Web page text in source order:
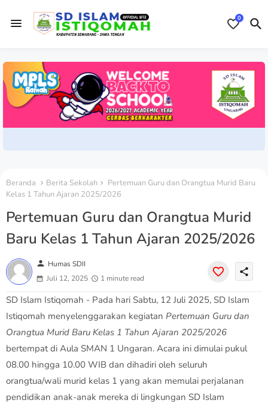
0
Beranda Berita Sekolah
Pertemuan Guru dan Orangtua Murid Baru
Kelas 1 Tahun Ajaran 2025/2026
Pertemuan Guru dan Orangtua Murid
Baru Kelas 1 Tahun Ajaran 2025/2026
person Humas SDII
Juli 12, 2025
1 minute read
share
SD Islam Istiqomah - Pada hari Sabtu, 12 Juli 2025, SD Islam
Istiqomah menyelenggarakan kegiatan Pertemuan Guru dan
Orangtua Murid Baru Kelas 1 Tahun Ajaran 2025/2026
bertempat di Aula SMAN 1 Ungaran. Acara ini dimulai pukul
08.00 hingga 10.00 WIB dan dihadiri oleh seluruh
orangtua/wali murid kelas 1 yang akan memulai perjalanan
pendidikan anak-anak mereka di lingkungan SD Islam